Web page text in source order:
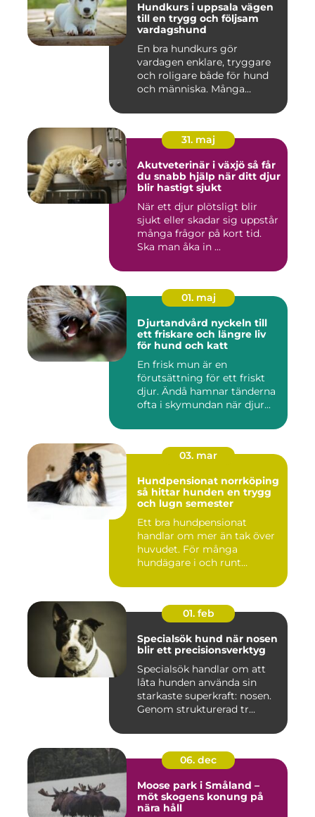
Hundkurs i uppsala vägen
till en trygg och följsam
vardagshund
En bra hundkurs gör
vardagen enklare, tryggare
och roligare både för hund
och människa. Många
31. maj
Akutveterinär i växjö så får
du snabb hjälp när ditt djur
blir hastigt sjukt
När ett djur plötsligt blir
sjukt eller skadar sig uppstår
många frågor på kort tid.
Ska man åka in ...
01. maj
Djurtandvård nyckeln till
ett friskare och längre liv
för hund och katt
En frisk mun är en
förutsättning för ett friskt
djur. Ändå hamnar tänderna
ofta i skymundan när djur...
03. mar
Hundpensionat norrköping
så hittar hunden en trygg
och lugn semester
Ett bra hundpensionat
handlar om mer än tak över
huvudet. För många
hundägare i och runt
01. feb
Specialsök hund när nosen
blir ett precisionsverktyg
Specialsök handlar om att
låta hunden använda sin
starkaste superkraft: nosen.
Genom strukturerad tr...
06. dec
Moose park i Småland –
möt skogens konung på
nära håll